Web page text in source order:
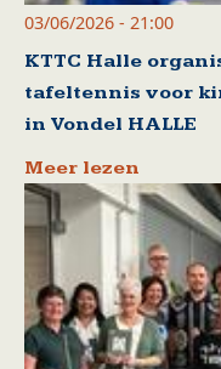
03/06/2026 - 21:00
KTTC Halle
tafeltennis voor
in Vondel HALLE
Meer lezen